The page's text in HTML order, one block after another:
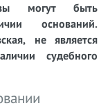
могут быть
оснований.
не является
судебного